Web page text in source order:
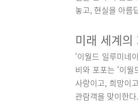
놓고, 현실을 아름
미래 세계의
‘이월드 일루미네
비와 포포는 ‘이
사랑이고, 희망이
관람객을 맞이한